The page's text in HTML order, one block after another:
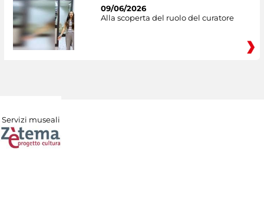
09/06/2026
Alla scoperta del ruolo del curatore
Servizi museali